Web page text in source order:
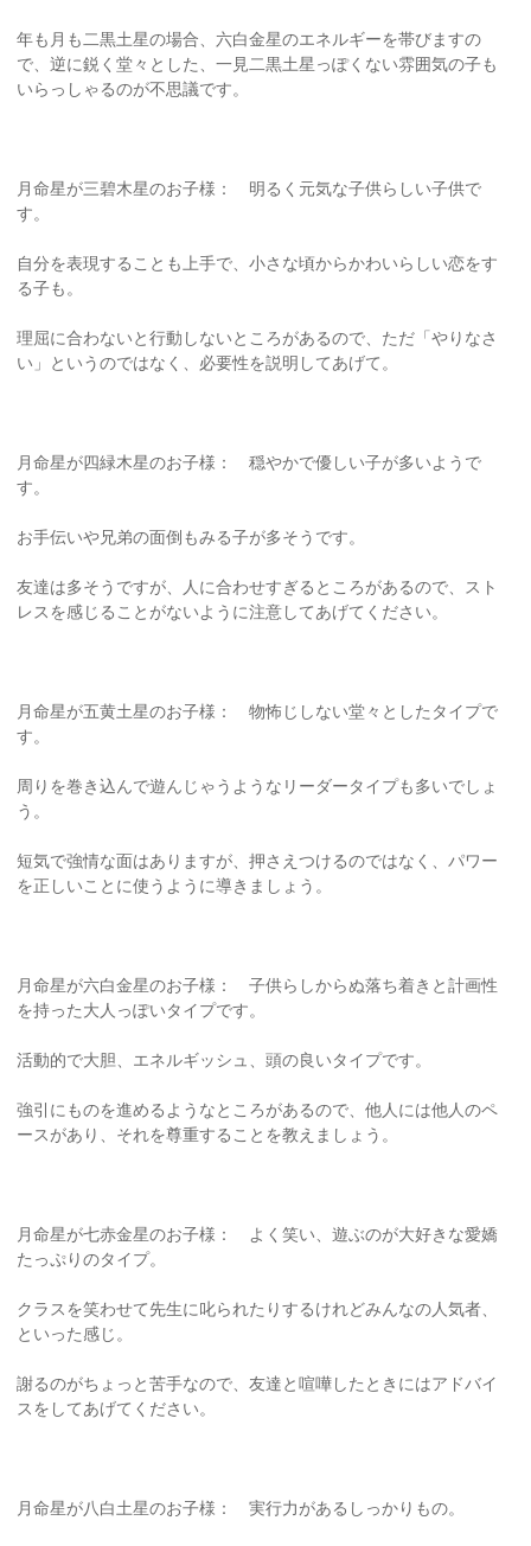
年も月も二黒土星の場合、六白金星のエネルギーを帯びますの
で、逆に鋭く堂々とした、一見二黒土星っぽくない雰囲気の子も
いらっしゃるのが不思議です。
月命星が三碧木星のお子様： 明るく元気な子供らしい子供で
す。
自分を表現することも上手で、小さな頃からかわいらしい恋をす
る子も。
理屈に合わないと行動しないところがあるので、ただ「やりなさ
い」というのではなく、必要性を説明してあげて。
月命星が四緑木星のお子様： 穏やかで優しい子が多いようで
す。
お手伝いや兄弟の面倒もみる子が多そうです。
友達は多そうですが、人に合わせすぎるところがあるので、スト
レスを感じることがないように注意してあげてください。
月命星が五黄土星のお子様： 物怖じしない堂々としたタイプで
す。
周りを巻き込んで遊んじゃうようなリーダータイプも多いでしょ
う。
短気で強情な面はありますが、押さえつけるのではなく、パワー
を正しいことに使うように導きましょう。
月命星が六白金星のお子様： 子供らしからぬ落ち着きと計画性
を持った大人っぽいタイプです。
活動的で大胆、エネルギッシュ、頭の良いタイプです。
強引にものを進めるようなところがあるので、他人には他人のペ
ースがあり、それを尊重することを教えましょう。
月命星が七赤金星のお子様： よく笑い、遊ぶのが大好きな愛嬌
たっぷりのタイプ。
クラスを笑わせて先生に叱られたりするけれどみんなの人気者、
といった感じ。
謝るのがちょっと苦手なので、友達と喧嘩したときにはアドバイ
スをしてあげてください。
月命星が八白土星のお子様： 実行力があるしっかりもの。